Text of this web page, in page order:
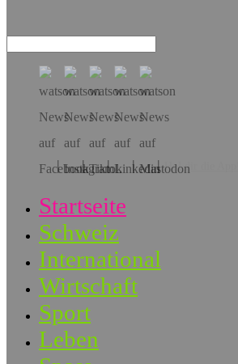
Hol dir die App!
Startseite
Schweiz
International
Wirtschaft
Sport
Leben